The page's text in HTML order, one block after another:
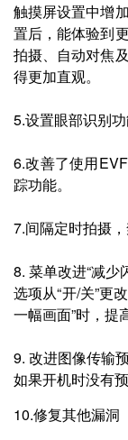
触摸屏设置中增
置后，能体验到
拍摄、自动对焦
得更加直观。
5.设置眼部识别
6.改善了使用
踪功能。
7.间隔定时拍摄，
8. 菜单改进“减少
选项从“开/关”更
一幅画面”时，提
9. 改进图像传输
如果开机时没有
10.修复其他漏洞